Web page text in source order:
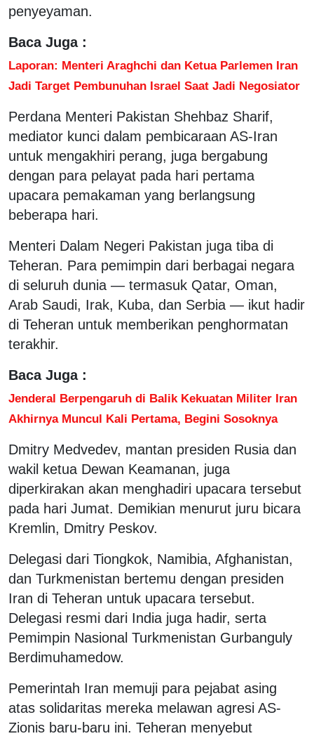
penyeyaman.
Baca Juga :
Laporan: Menteri Araghchi dan Ketua Parlemen Iran
Jadi Target Pembunuhan Israel Saat Jadi Negosiator
Perdana Menteri Pakistan Shehbaz Sharif,
mediator kunci dalam pembicaraan AS-Iran
untuk mengakhiri perang, juga bergabung
dengan para pelayat pada hari pertama
upacara pemakaman yang berlangsung
beberapa hari.
Menteri Dalam Negeri Pakistan juga tiba di
Teheran. Para pemimpin dari berbagai negara
di seluruh dunia — termasuk Qatar, Oman,
Arab Saudi, Irak, Kuba, dan Serbia — ikut hadir
di Teheran untuk memberikan penghormatan
terakhir.
Baca Juga :
Jenderal Berpengaruh di Balik Kekuatan Militer Iran
Akhirnya Muncul Kali Pertama, Begini Sosoknya
Dmitry Medvedev, mantan presiden Rusia dan
wakil ketua Dewan Keamanan, juga
diperkirakan akan menghadiri upacara tersebut
pada hari Jumat. Demikian menurut juru bicara
Kremlin, Dmitry Peskov.
Delegasi dari Tiongkok, Namibia, Afghanistan,
dan Turkmenistan bertemu dengan presiden
Iran di Teheran untuk upacara tersebut.
Delegasi resmi dari India juga hadir, serta
Pemimpin Nasional Turkmenistan Gurbanguly
Berdimuhamedow.
Pemerintah Iran memuji para pejabat asing
atas solidaritas mereka melawan agresi AS-
Zionis baru-baru ini. Teheran menyebut